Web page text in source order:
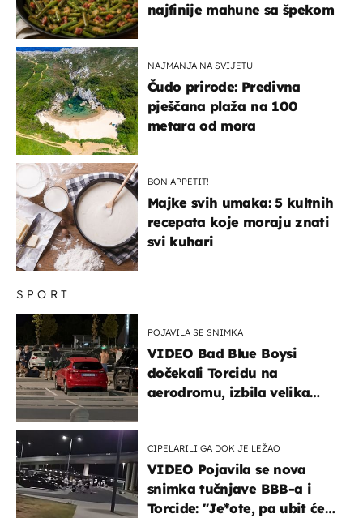
SPORT
POJAVILA SE SNIMKA
VIDEO Bad Blue Boysi
dočekali Torcidu na
aerodromu, izbila velika
CIPELARILI GA DOK JE LEŽAO
VIDEO Pojavila se nova
snimka tučnjave BBB-a i
Torcide: "Je*ote, pa ubit će
najfinije mahune sa špekom
NAJMANJA NA SVIJETU
Čudo prirode: Predivna
pješčana plaža na 100
metara od mora
BON APPETIT!
Majke svih umaka: 5 kultnih
recepata koje moraju znati
svi kuhari